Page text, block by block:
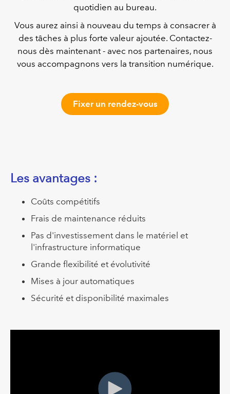
quotidien au bureau.
Vous aurez ainsi à nouveau du temps à consacrer à
des tâches à plus forte valeur ajoutée. Contactez-
nous dès maintenant - avec nos partenaires, nous
vous accompagnons vers la transition numérique.
Fixer un rendez-vous
Les avantages :
Coûts compétitifs
Frais de maintenance réduits
Pas d'investissement dans le matériel et
l'infrastructure informatique
Grande flexibilité et évolutivité
Mises à jour automatiques
Sécurité et disponibilité maximales